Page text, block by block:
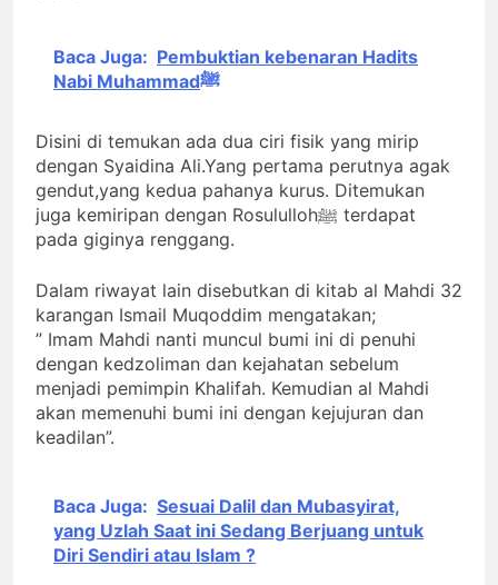
Baca Juga: Pembuktian kebenaran Hadits
Nabi Muhammadﷺ
Disini di temukan ada dua ciri fisik yang mirip
dengan Syaidina Ali.Yang pertama perutnya agak
gendut,yang kedua pahanya kurus. Ditemukan
juga kemiripan dengan Rosulullohﷺ terdapat
pada giginya renggang.
Dalam riwayat lain disebutkan di kitab al Mahdi 32
karangan Ismail Muqoddim mengatakan;
” Imam Mahdi nanti muncul bumi ini di penuhi
dengan kedzoliman dan kejahatan sebelum
menjadi pemimpin Khalifah. Kemudian al Mahdi
akan memenuhi bumi ini dengan kejujuran dan
keadilan”.
Baca Juga: Sesuai Dalil dan Mubasyirat,
yang Uzlah Saat ini Sedang Berjuang untuk
Diri Sendiri atau Islam ?